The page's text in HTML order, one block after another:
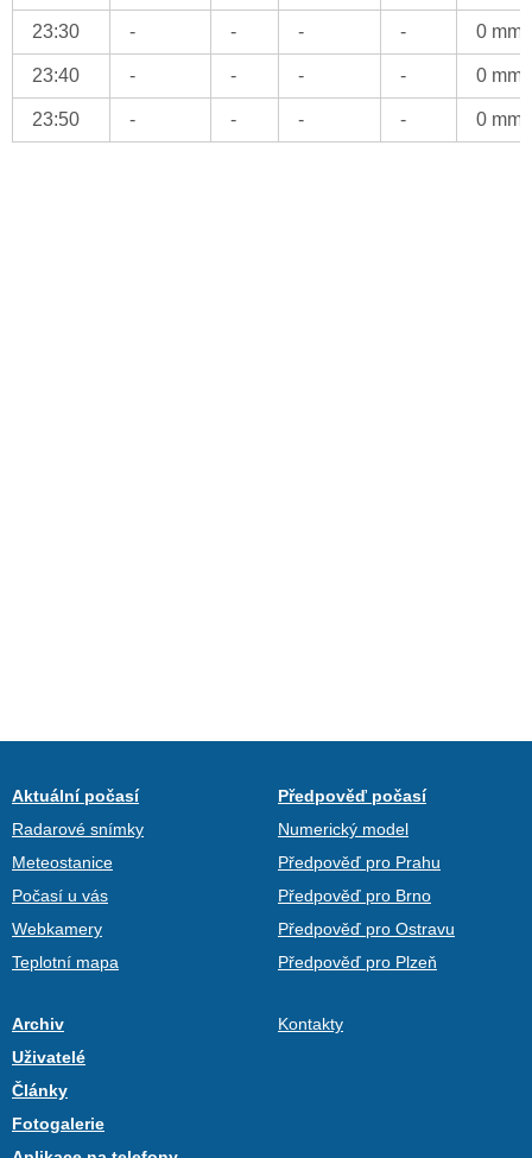
23:30 - - - - 0 mm
23:40 - - - - 0 mm
23:50 - - - - 0 mm
Aktuální počasí
Radarové snímky
Meteostanice
Počasí u vás
Webkamery
Teplotní mapa
Předpověď počasí
Numerický model
Předpověď pro Prahu
Předpověď pro Brno
Předpověď pro Ostravu
Předpověď pro Plzeň
Archiv
Uživatelé
Články
Fotogalerie
Kontakty